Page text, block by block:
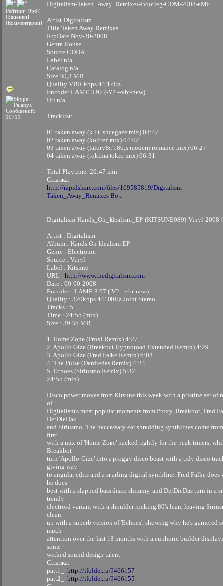
Рейтинг: 9567
[Заценки]
[Комментарии]
Сообщений:
10711
Digitalism-Taken_Away_Remixes-Bootleg-CDM-2008-eMF
Artist Digitalism
Title Taken Away Remixes
RipDate Nov-30-2008
Genre House
Source CDDA
Label n/a
Catalog n/a
Size 30,3 MB
Quality VBR kbps 44,1kHz
Encoder LAME 3.97 (-V2 --vbr-new)
Url n/a
Tracklist:
01 taken away (k.i.t. shoegaze mix) 03:47
02 taken away (koltrez mix) 04:02
03 taken away (lalory&#180;s modern romance mix) 06:27
04 taken away (tokima tokio mix) 06:31
Total Playtime: 20:47 min
Ссылка:
http://rapidshare.com/files/169585819/Digitalism-
Taken_Away_Remixes-Bo...
Digitalism-Hands_On_Idealism_EP-(KITSUNE089)-Vinyl-2008-
Artist : Digitalism
Album : Hands On Idealism EP
Genre : Electronic
Source : Vinyl
Label : Kitsune
URL : http://www.thedigitalism.com
Date : 00-00-2008
Encoder : LAME 3.97 (-V2 --vbr-new)
Quality : 320kbps 44100Hz Joint Stereo
Tracks : 5
Time : 24:55 (min)
Size : 39.35 MB
1. Home Zone (Proxi Remix) 4:27
2. Apollo Gize (Breakbot Hypnotoad Extended Remix) 4:29
3. Apollo Gize (Fred Falke Remix) 6:03
4. The Pulse (Derdiedas Remix) 4:24
5. Echoes (Siriusmo Remix) 5:32
24:55 (min)
Disco power moves from Kitsune this week with a pristine set of
of
Digitalism's most popular moments from Proxy, Breakbot, Fred
DerDieDas
and Siriusmo. The neccessary ear shredding synthlines come
first
with a mix of 'Home Zone' packed tightly for the peak timers,
Breakbot
turn 'Apollo-Gize' into a proggy disco beast with a tidy disco
giving way
to angular edits and a snarling digital synthline. Fred Falke does
he does
best with a slapped bass disco shimmy, and DerDieDas turn in a
trendy
electroid variant with a shoulder rocking 80's lean, leaving
clean
up with a superb version of 'Echoes', showing why he's garnered
much
attention over the last 18 months with a euphoric builder
some
wicked sound design talent.
Ссылка:
part1_ http://ifolder.ru/9466157
part2_ http://ifolder.ru/9466155